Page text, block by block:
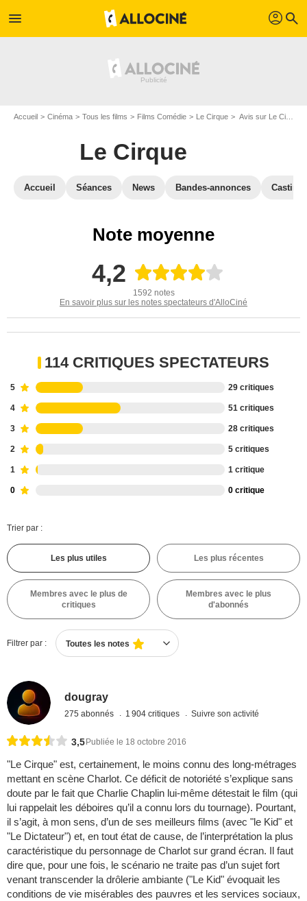
menu profil search
Accueil Cinéma Tous les films Films Comédie Le Cirque Avis sur Le Cirque
Le Cirque
Accueil Séances News Bandes-annonces Casting
Note moyenne
4,2
1592 notes
En savoir plus sur les notes spectateurs d'AlloCiné
114 CRITIQUES SPECTATEURS
5 29 critiques
4 51 critiques
3 28 critiques
2 5 critiques
1 1 critique
0 0 critique
Trier par :
Les plus utiles Les plus récentes
Membres avec le plus de
critiques
Membres avec le plus
d'abonnés
Filtrer par : Toutes les notes
dougray
275 abonnés 1 904 critiques Suivre son activité
3,5 Publiée le 18 octobre 2016
"Le Cirque" est, certainement, le moins connu des long-métrages
mettant en scène Charlot. Ce déficit de notoriété s’explique sans
doute par le fait que Charlie Chaplin lui-même détestait le film (qui
lui rappelait les déboires qu’il a connu lors du tournage). Pourtant,
il s’agit, à mon sens, d’un de ses meilleurs films (avec "le Kid" et
"Le Dictateur") et, en tout état de cause, de l’interprétation la plus
caractéristique du personnage de Charlot sur grand écran. Il faut
dire que, pour une fois, le scénario ne traite pas d’un sujet fort
venant transcender la drôlerie ambiante ("Le Kid" évoquait les
conditions de vie misérables des pauvres et les services sociaux,